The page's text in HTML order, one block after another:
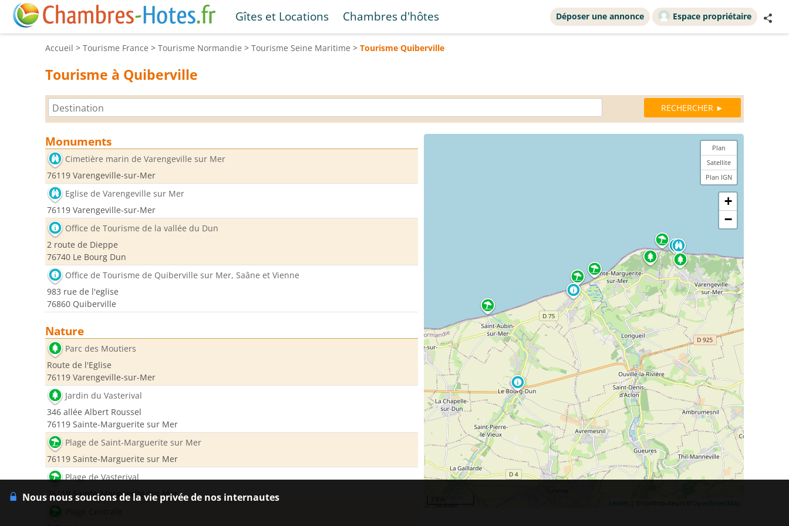
Gîtes et Locations Chambres d'hôtes Déposer une annonce Espace propriétaire
Accueil > Tourisme France > Tourisme Normandie > Tourisme Seine Maritime > Tourisme Quiberville
Tourisme à Quiberville
Monuments
Cimetière marin de Varengeville sur Mer
76119 Varengeville-sur-Mer
Eglise de Varengeville sur Mer
76119 Varengeville-sur-Mer
Office de Tourisme de la vallée du Dun
2 route de Dieppe
76740 Le Bourg Dun
Office de Tourisme de Quiberville sur Mer, Saâne et Vienne
983 rue de l'eglise
76860 Quiberville
Nature
Parc des Moutiers
Route de l'Eglise
76119 Varengeville-sur-Mer
Jardin du Vasterival
346 allée Albert Roussel
76119 Sainte-Marguerite sur Mer
Plage de Saint-Marguerite sur Mer
76119 Sainte-Marguerite sur Mer
Plage de Vasterival
76119 Sainte-Marguerite sur Mer
Plan
Satellite
Plan IGN
+
−
Leaflet OpenStreetMap
Nous nous soucions de la vie privée de nos internautes